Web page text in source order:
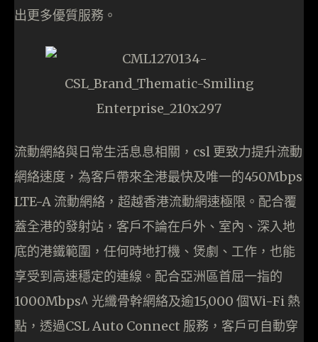
出更多優質服務。
流動網絡與日常生活息息相關，csl 更致力提升流動
網絡速度，為客戶帶來全港最快及唯一的450Mbps
LTE-A 流動網絡，超越香港流動網速極限。配合覆
蓋全港的發射站，客戶不論在戶外、室內、深入地
底的港鐵範圍，任何時地打機、煲劇、工作，也能
享受到高速穩定的連線。配合亞洲區首屈一指的
1000Mbps^ 光纖骨幹網絡及逾15,000 個Wi-Fi 熱
點，透過CSL Auto Connect 服務，客戶可自動穿